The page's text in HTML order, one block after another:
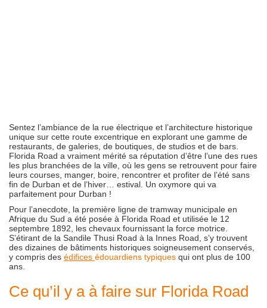
Sentez l’ambiance de la rue électrique et l’architecture historique
unique sur cette route excentrique en explorant une gamme de
restaurants, de galeries, de boutiques, de studios et de bars.
Florida Road a vraiment mérité sa réputation d’être l’une des rues
les plus branchées de la ville, où les gens se retrouvent pour faire
leurs courses, manger, boire, rencontrer et profiter de l’été sans
fin de Durban et de l’hiver… estival. Un oxymore qui va
parfaitement pour Durban !
Pour l’anecdote, la première ligne de tramway municipale en
Afrique du Sud a été posée à Florida Road et utilisée le 12
septembre 1892, les chevaux fournissant la force motrice.
S’étirant de la Sandile Thusi Road à la Innes Road, s’y trouvent
des dizaines de bâtiments historiques soigneusement conservés,
y compris des édifices édouardiens typiques qui ont plus de 100
ans.
Ce qu’il y a à faire sur Florida Road